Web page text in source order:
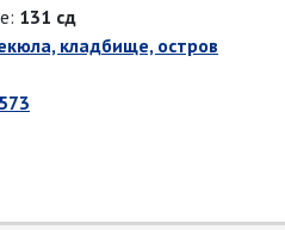
131 сд
кладбище, остров